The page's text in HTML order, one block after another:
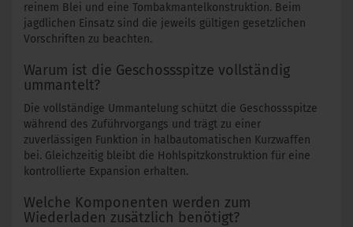
reinem Blei und eine Tombakmantelkonstruktion. Beim
jagdlichen Einsatz sind die jeweils gültigen gesetzlichen
Vorschriften zu beachten.
Warum ist die Geschossspitze vollständig
ummantelt?
Die vollständige Ummantelung schützt die Geschossspitze
während des Zuführvorgangs und trägt zu einer
zuverlässigen Funktion in halbautomatischen Kurzwaffen
bei. Gleichzeitig bleibt die Hohlspitzkonstruktion für eine
kontrollierte Expansion erhalten.
Welche Komponenten werden zum
Wiederladen zusätzlich benötigt?